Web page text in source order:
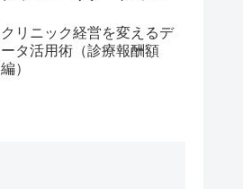
帯予約」活用術 その１
クリニック経営を変えるデ
ータ活用術（診療報酬額
編）